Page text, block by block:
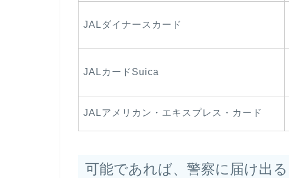
JALダイナースカード
JALカードSuica
JALアメリカン・エキスプレス・カード
可能であれば、警察に届け出る